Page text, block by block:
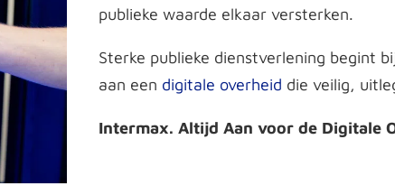
publieke waarde elkaar versterken.
Sterke publieke dienstverlening begint
aan een digitale overheid die veilig,
Intermax. Altijd Aan voor de Digitale